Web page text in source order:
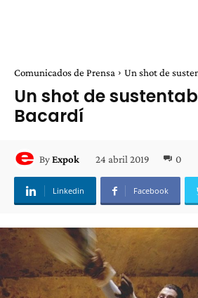
Comunicados de Prensa Un shot de
Un shot de
Bacardí
ByExpok 24 abril 2019 0
Linkedin Facebook